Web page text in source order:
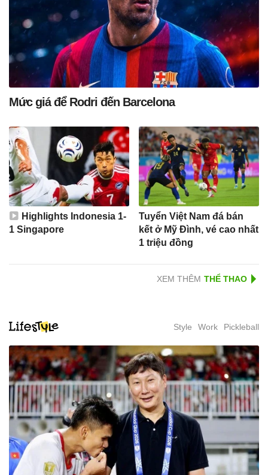
Mức giá để Rodri đến Barcelona
Highlights Indonesia 1-
1 Singapore
Tuyển Việt Nam đá bán
kết ở Mỹ Đình, vé cao nhất
1 triệu đồng
XEM THÊM
Style Work Pickleball